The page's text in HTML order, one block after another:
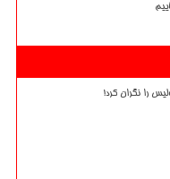
را نگران کرد!